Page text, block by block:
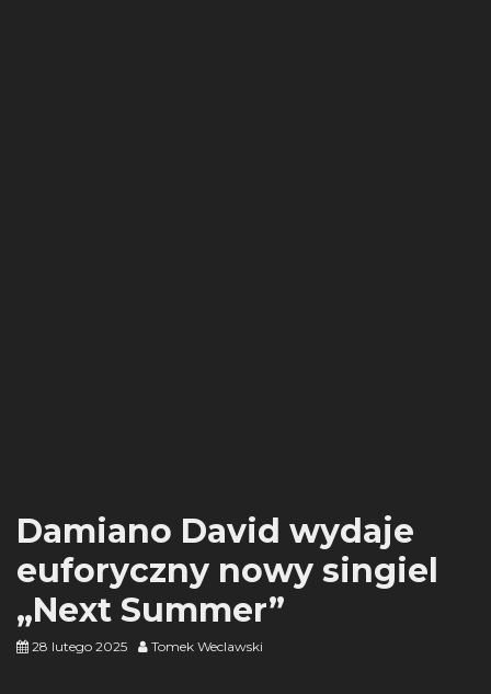
Damiano David wydaje
euforyczny nowy singiel
„Next Summer”
28 lutego 2025 Tomek Weclawski